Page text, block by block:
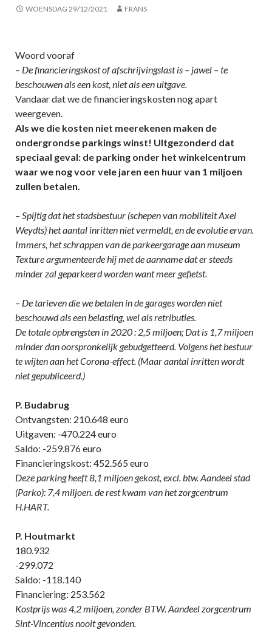
WOENSDAG 29/12/2021 FRANS
Woord vooraf
– De financieringskost of afschrijvingslast is – jawel – te
beschouwen als een kost, niet als een uitgave.
Vandaar dat we de financieringskosten nog apart
weergeven.
Als we die kosten niet meerekenen maken de
ondergrondse parkings winst! UItgezonderd dat
speciaal geval: de parking onder het winkelcentrum
waar we nog voor vele jaren een huur van 1 miljoen
zullen betalen.
– Spijtig dat het stadsbestuur (schepen van mobiliteit Axel
Weydts) het aantal inritten niet vermeldt, en de evolutie ervan.
Immers, het schrappen van de parkeergarage aan museum
Texture argumenteerde hij met de aanname dat er steeds
minder zal geparkeerd worden want meer gefietst.
– De tarieven die we betalen in de garages worden niet
beschouwd als een belasting, wel als retributies.
De totale opbrengsten in 2020 : 2,5 miljoen; Dat is 1,7 miljoen
minder dan oorspronkelijk gebudgetteerd. Volgens het bestuur
te wijten aan het Corona-effect. (Maar aantal inritten wordt
niet gepubliceerd.)
P. Budabrug
Ontvangsten: 210.648 euro
Uitgaven: -470.224 euro
Saldo: -259.876 euro
Financieringskost: 452.565 euro
Deze parking heeft 8,1 miljoen gekost, excl. btw. Aandeel stad
(Parko): 7,4 miljoen. de rest kwam van het zorgcentrum
H.HART.
P. Houtmarkt
180.932
-299.072
Saldo: -118.140
Financiering: 253.562
Kostprijs was 4,2 miljoen, zonder BTW. Aandeel zorgcentrum
Sint-Vincentius nooit gevonden.